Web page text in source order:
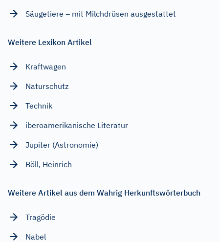
Säugetiere – mit Milchdrüsen ausgestattet
Weitere Lexikon Artikel
Kraftwagen
Naturschutz
Technik
iberoamerikanische Literatur
Jupiter (Astronomie)
Böll, Heinrich
Weitere Artikel aus dem Wahrig Herkunftswörterbuch
Tragödie
Nabel